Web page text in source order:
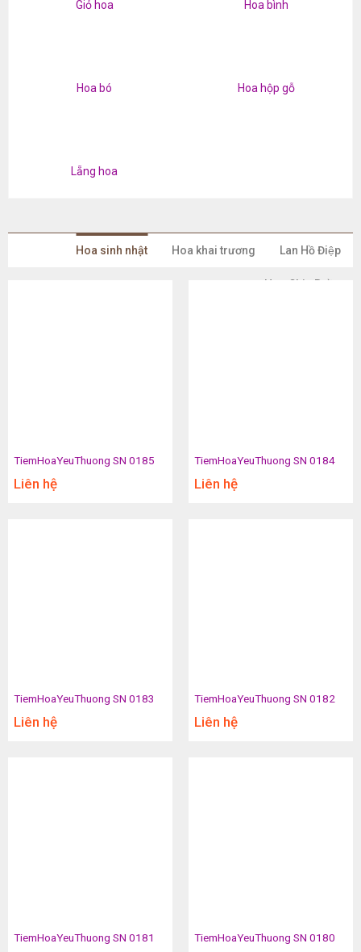
Giỏ hoa Hoa bình
Hoa bó Hoa hộp gỗ
Lẵng hoa
Hoa sinh nhật Hoa khai trương Lan Hồ Điệp
Hoa Chia Buồn
TiemHoaYeuThuong SN 0185
Liên hệ
TiemHoaYeuThuong SN 0184
Liên hệ
TiemHoaYeuThuong SN 0183
Liên hệ
TiemHoaYeuThuong SN 0182
Liên hệ
TiemHoaYeuThuong SN 0181 TiemHoaYeuThuong SN 0180